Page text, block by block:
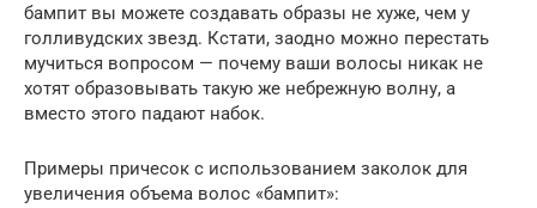
бампит вы можете создавать образы не хуже, чем у
голливудских звезд. Кстати, заодно можно перестать
мучиться вопросом — почему ваши волосы никак не
хотят образовывать такую же небрежную волну, а
вместо этого падают набок.
Примеры причесок с использованием заколок для
увеличения объема волос «бампит»: